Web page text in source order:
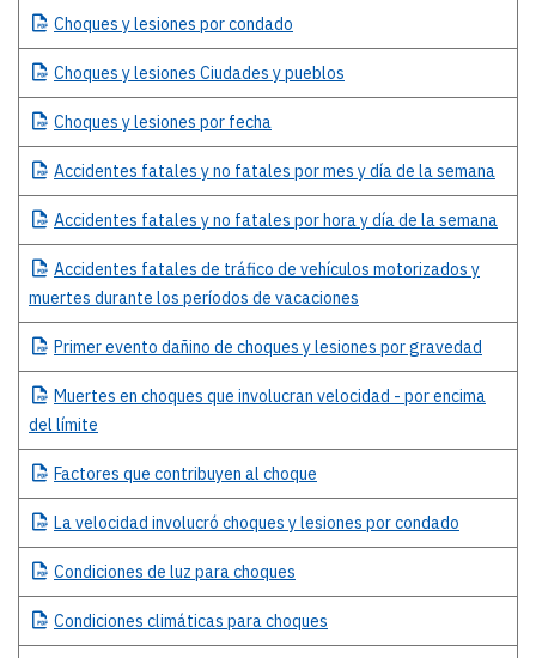
Choques y lesiones por condado
Choques y lesiones Ciudades y pueblos
Choques y lesiones por fecha
Accidentes fatales y no fatales por mes y día de la semana
Accidentes fatales y no fatales por hora y día de la semana
Accidentes fatales de tráfico de vehículos motorizados y
muertes durante los períodos de vacaciones
Primerevento dañino de choques y lesiones por gravedad
Muertes en choques que involucran velocidad - por encima
del límite
Factores que contribuyen al choque
Lavelocidad involucró choques y lesiones por condado
Condiciones de luz para choques
Condiciones climáticas para choques